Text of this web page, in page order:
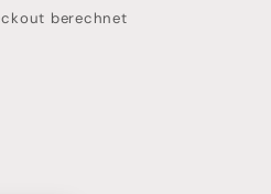
berechnet